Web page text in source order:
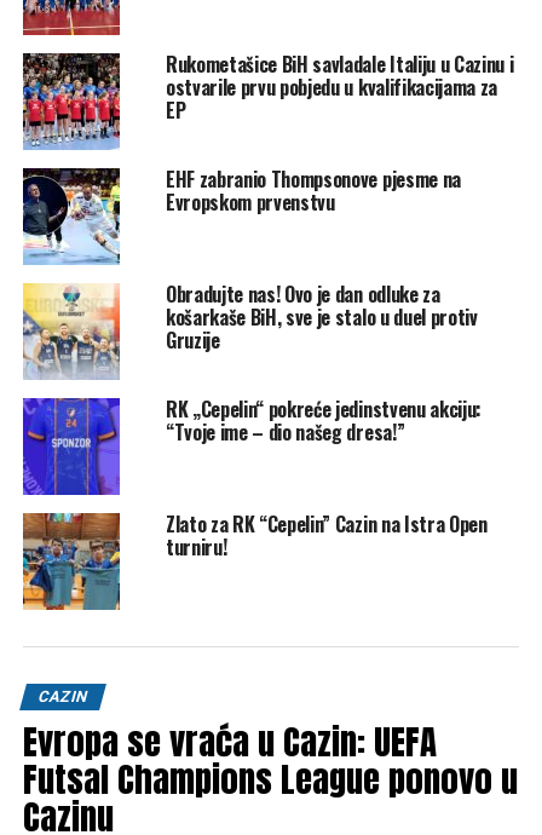
Prve minute drugog dijela susreta donijele su brojne
golove, a u 42. minuti tek smo uspjeli doći do poravnanja
(19:19) nakon petog gola Alilovića danas.
Ipak, naredne minute donijele su mnogo bolju igru
domaćeg tima. Nažalost, na krilima dvojice igrača danas
nismo mogli doći do trijumfa. Odbrana je ostala veliki
problem jer nismo imali rješenje za napade Gruzije i
završeno je rezultatom 28:26.
U našem timu fantastičan je bio Mislav Grgić sa 10 golova,
sedam je dodao Domagoj Alilović, a pet Nedim Hadžić.
Nakon tri kola, sve tri reprezentacije (BiH, Gruzija i Grčka)
imaju po jednu pobjedu, dok je Island maksimalan s tri
pobjede.
U narednom kolu već u nedjelju BiH će dočekati Gruziju (20
sati) i tu nam je pobjeda i više nego potrebna.
Klix
Share
Tweet Share
POVEZANE TEME: GRUZIJA
RUKOMET
RUKOMETNA REPREZENTACIJA BIH
Rukometašice BiH savladale Italiju u Cazinu i
ostvarile prvu pobjedu u kvalifikacijama za
EP
EHF zabranio Thompsonove pjesme na
Evropskom prvenstvu
Obradujte nas! Ovo je dan odluke za
košarkaše BiH, sve je stalo u duel protiv
Gruzije
RK „Cepelin“ pokreće jedinstvenu akciju:
“Tvoje ime – dio našeg dresa!”
Zlato za RK “Cepelin” Cazin na Istra Open
turniru!
CAZIN
Evropa se vraća u Cazin: UEFA
Futsal Champions League ponovo u
Cazinu